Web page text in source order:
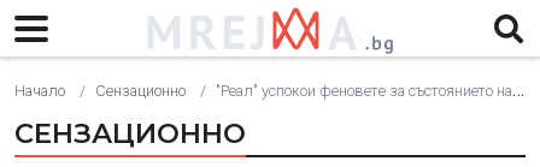
Начало Сензационно "Реал" успокои феновете за състоянието на Азар (Снимки)
СЕНЗАЦИОННО